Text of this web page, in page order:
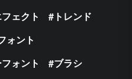
ェクト
トレンド
ォント
ォント
ブラシ